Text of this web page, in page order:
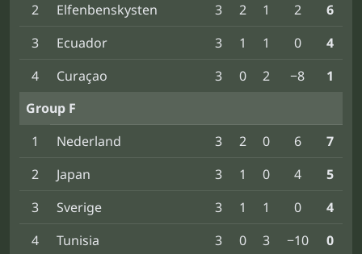
2
Elfenbenskysten 3 2 1 2
6
3
Ecuador 3 1 1 0
4
4
Curaçao 3 0 2 −8
1
Group F
1
Nederland 3 2 0 6
7
2
Japan 3 1 0 4
5
3
Sverige 3 1 1 0
4
4
Tunisia 3 0 3 −10
0